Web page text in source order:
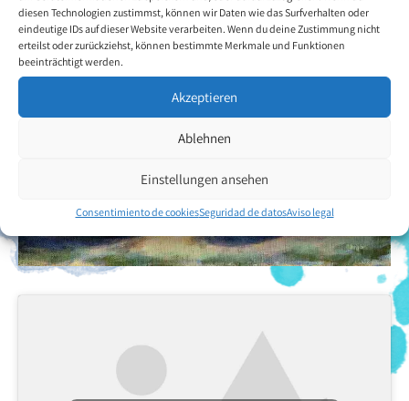
diesen Technologien zustimmst, können wir Daten wie das Surfverhalten oder
eindeutige IDs auf dieser Website verarbeiten. Wenn du deine Zustimmung nicht
erteilst oder zurückziehst, können bestimmte Merkmale und Funktionen
beeinträchtigt werden.
Akzeptieren
Ablehnen
Einstellungen ansehen
Consentimiento de cookiesSeguridad de datosAviso legal